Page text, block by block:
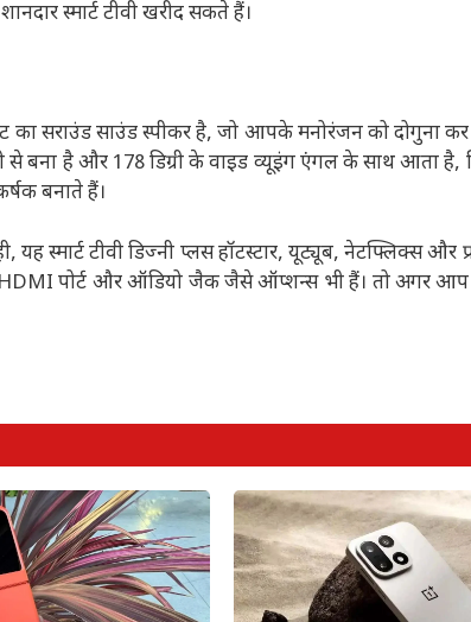
स्मार्ट टीवी खरीद सकते हैं।
का सराउंड साउंड स्पीकर है, जो आपके मनोरंजन को दोगुना कर
से बना है और 178 डिग्री के वाइड व्यूइंग एंगल के साथ आता
बनाते हैं।
स्मार्ट टीवी डिज्नी प्लस हॉटस्टार, यूट्यूब, नेटफ्लिक्स और
HDMI पोर्ट और ऑडियो जैक जैसे ऑप्शन्स भी हैं। तो अगर